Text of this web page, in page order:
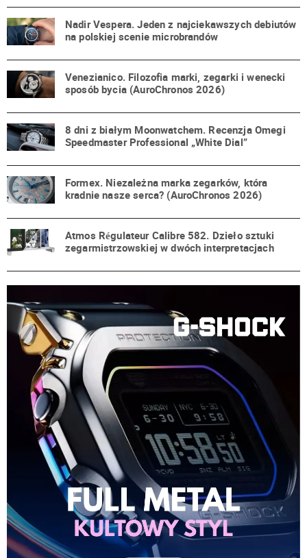
Nadir Vespera. Jeden z najciekawszych debiutów
na polskiej scenie microbrandów
Venezianico. Filozofia marki, zegarki i wenecki
sposób bycia (AuroChronos 2026)
8 dni z białym Moonwatchem. Recenzja Omegi
Speedmaster Professional „White Dial”
Formex. Niezależna marka zegarków, która
kradnie nasze serca? (AuroChronos 2026)
Atmos Régulateur Calibre 582. Dzieło sztuki
zegarmistrzowskiej w dwóch interpretacjach